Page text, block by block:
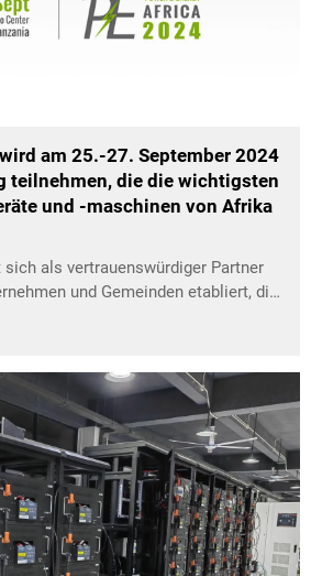
am 25.-27. September 2024
teilnehmen, die die wichtigsten
und -maschinen von Afrika
sich als vertrauenswürdiger Partner
und Gemeinden etabliert, die
nutzen wollen.